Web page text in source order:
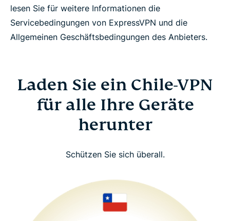
lesen Sie für weitere Informationen die
Servicebedingungen von ExpressVPN und die
Allgemeinen Geschäftsbedingungen des Anbieters.
Laden Sie ein Chile-VPN
für alle Ihre Geräte
herunter
Schützen Sie sich überall.